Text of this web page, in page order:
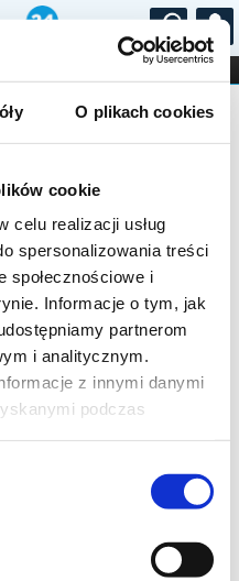
O plikach cookies
cookie
celu realizacji usług
spersonalizowania treści
społecznościowe i
Informacje o tym, jak
partnerom
i analitycznym.
z innymi danymi
podczas
...
STAND-UP